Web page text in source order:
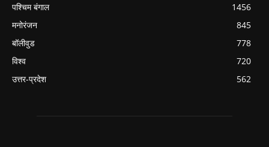
पश्चिम बंगाल
1456
मनोरंजन
845
बॉलीवुड
778
विश्व
720
उत्तर-प्रदेश
562